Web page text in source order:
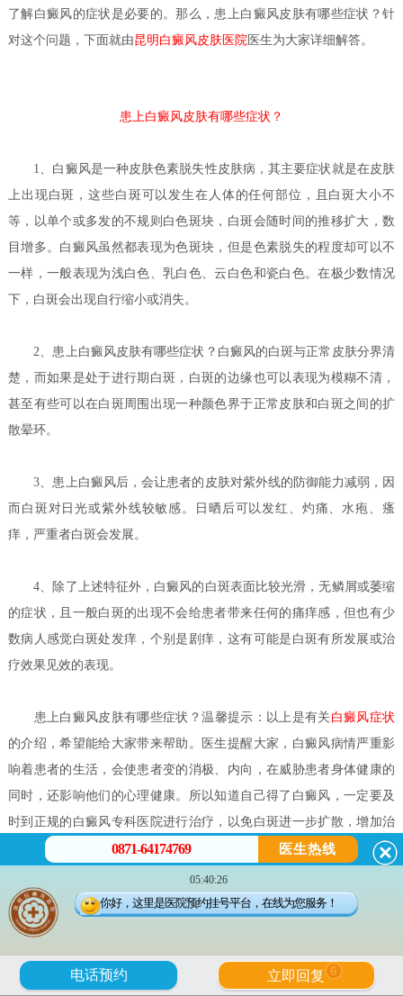
了解白癜风的症状是必要的。那么，患上白癜风皮肤有哪些症状？针
对这个问题，下面就由昆明白癜风皮肤医院医生为大家详细解答。
患上白癜风皮肤有哪些症状？
1、白癜风是一种皮肤色素脱失性皮肤病，其主要症状就是在皮肤
上出现白斑，这些白斑可以发生在人体的任何部位，且白斑大小不
等，以单个或多发的不规则白色斑块，白斑会随时间的推移扩大，数
目增多。白癜风虽然都表现为色斑块，但是色素脱失的程度却可以不
一样，一般表现为浅白色、乳白色、云白色和瓷白色。在极少数情况
下，白斑会出现自行缩小或消失。
2、 患上白癜风皮肤有哪些症状？ 白癜风的白斑与正常皮肤分界清
楚，而如果是处于进行期白斑，白斑的边缘也可以表现为模糊不清，
甚至有些可以在白斑周围出现一种颜色界于正常皮肤和白斑之间的扩
散晕环。
3、患上白癜风后，会让患者的皮肤对紫外线的防御能力减弱，因
而白斑对日光或紫外线较敏感。日晒后可以发红、灼痛、水疱、瘙
痒，严重者白斑会发展。
4、除了上述特征外，白癜风的白斑表面比较光滑，无鳞屑或萎缩
的症状，且一般白斑的出现不会给患者带来任何的痛痒感，但也有少
数病人感觉白斑处发痒，个别是剧痒，这有可能是白斑有所发展或治
疗效果见效的表现。
患上白癜风皮肤有哪些症状？温馨提示：以上是有关 白癜风症状
的介绍，希望能给大家带来帮助。医生提醒大家，白癜风病情严重影
响着患者的生活，会使患者变的消极、内向，在威胁患者身体健康的
同时，还影响他们的心理健康。所以知道自己得了白癜风，一定要及
时到正规的白癜风专科医院进行治疗，以免白斑进一步扩散，增加治
疗的难度。祝您早日康复！
如何正确分辨白癜风的早期症状？白癜风是一种慢性发展过程的
皮肤病，患者不能存有侥幸，好能够把握早期治疗的时机，一旦发现
有白癜风早期症状的迹象，一定到正规专业的白癜风医院进行诊断治
疗，尽量花少的钱得到好的治疗效果。因此，正确掌握白癜风早期的
症状，对于患者的身心健康有着极为重要的意义。那么，如何正确分
0871-64174769 医生热线
05:40:26
你好，这里是医院预约挂号平台，在线为您服务！
电话预约 立即回复 6